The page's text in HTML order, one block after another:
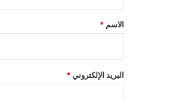
*
الاسم *
البريد الإلكتروني *